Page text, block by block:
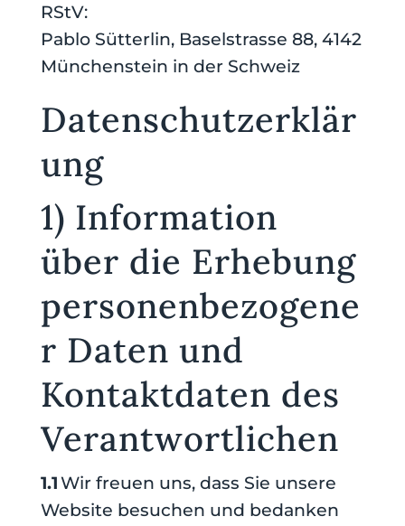
RStV:
Pablo Sütterlin, Baselstrasse 88, 4142
Münchenstein in der Schweiz
Datenschutzerklär
ung
1) Information
über die Erhebung
personenbezogene
r Daten und
Kontaktdaten des
Verantwortlichen
1.1Wir freuen uns, dass Sie unsere
Website besuchen und bedanken